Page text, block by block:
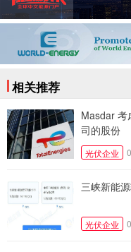
相关推荐
Masdar 考
司的股份
光伏企业
三峡新能
光伏企业